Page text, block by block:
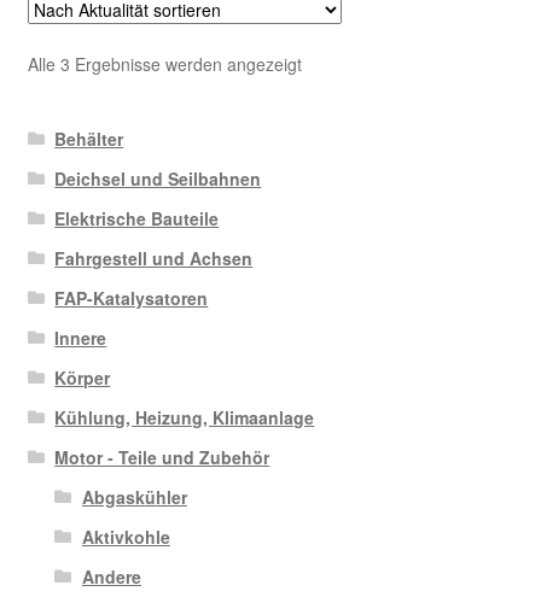
Alle 3 Ergebnisse werden angezeigtNach
Behälter
Deichsel und Seilbahnen
Elektrische Bauteile
Fahrgestell und Achsen
FAP-Katalysatoren
Innere
Körper
Kühlung, Heizung, Klimaanlage
Motor - Teile und Zubehör
Abgaskühler
Aktivkohle
Andere